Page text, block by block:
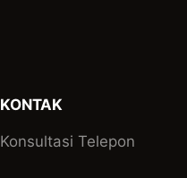
KONTAK
Konsultasi Telepon